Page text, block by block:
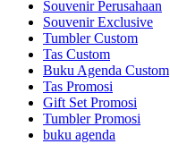
Souvenir Perusahaan
Souvenir Exclusive
Tumbler Custom
Tas Custom
Buku Agenda Custom
Tas Promosi
Gift Set Promosi
Tumbler Promosi
buku agenda